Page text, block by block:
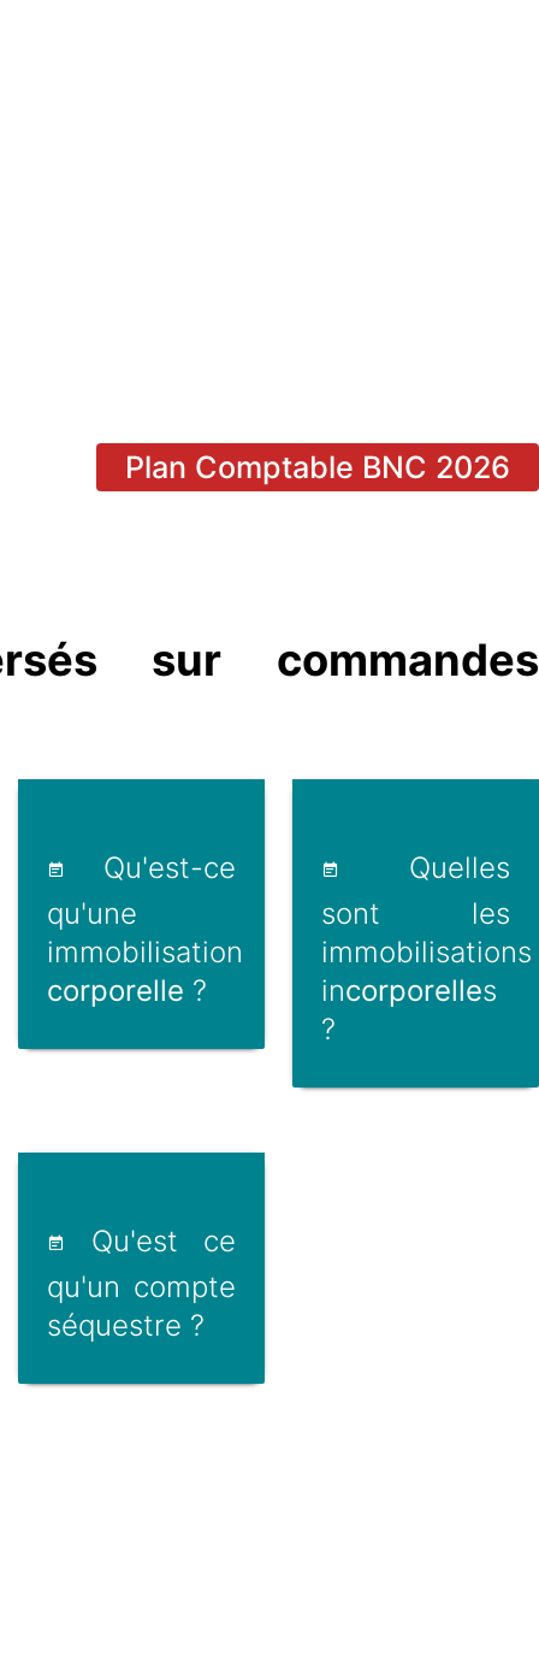
Plan Comptable BNC 2026
sur commandes
Qu'est-ce
qu'une
immobilisation
corporelle ?
Quelles
sont les
immobilisations
incorporelles
?
Qu'est ce
qu'un compte
séquestre ?